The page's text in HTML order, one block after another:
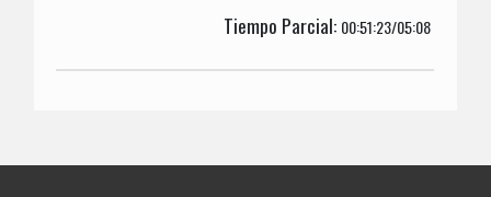
Tiempo Parcial: 00:51:23/05:08